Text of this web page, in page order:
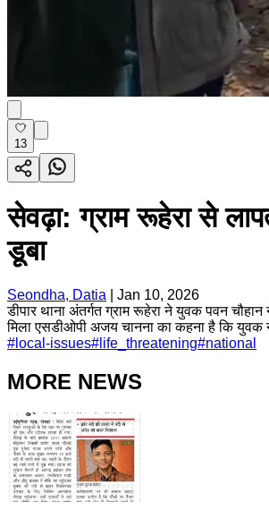
13
सेवढ़ा: ग्राम रूहेरा से
डूबा
Seondha, Datia
Jan 10, 2026
डीपार थाना अंतर्गत ग्राम रूहेरा ने युवक पवन
मिला एसडीओपी अजय चानना का कहना है कि युवक
# local-issues# life_threatening#national
MORE NEWS